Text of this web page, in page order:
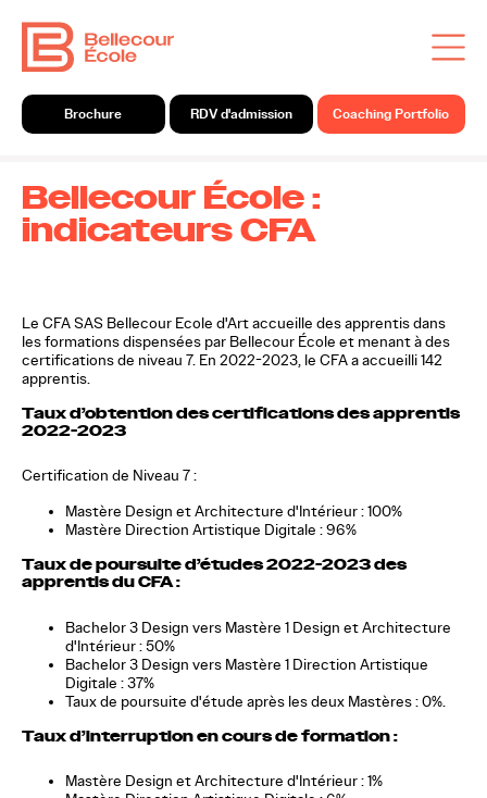
Bellecour École :
indicateurs CFA
Le CFA SAS Bellecour Ecole d'Art accueille des apprentis dans
les formations dispensées par Bellecour École et menant à des
certifications de niveau 7. En 2022-2023, le CFA a accueilli 142
apprentis.
Taux d’obtention des certifications des apprentis
2022-2023
Certification de Niveau 7 :
Mastère Design et Architecture d'Intérieur : 100%
Mastère Direction Artistique Digitale : 96%
Taux de poursuite d’études 2022-2023 des
apprentis du CFA:
Bachelor 3 Design vers Mastère 1 Design et Architecture
d'Intérieur : 50%
Bachelor 3 Design vers Mastère 1 Direction Artistique
Digitale : 37%
Taux de poursuite d'étude après les deux Mastères : 0%.
Taux d’interruption en cours de formation :
Mastère Design et Architecture d'Intérieur : 1%
Brochure RDV d'admission Coaching Portfolio